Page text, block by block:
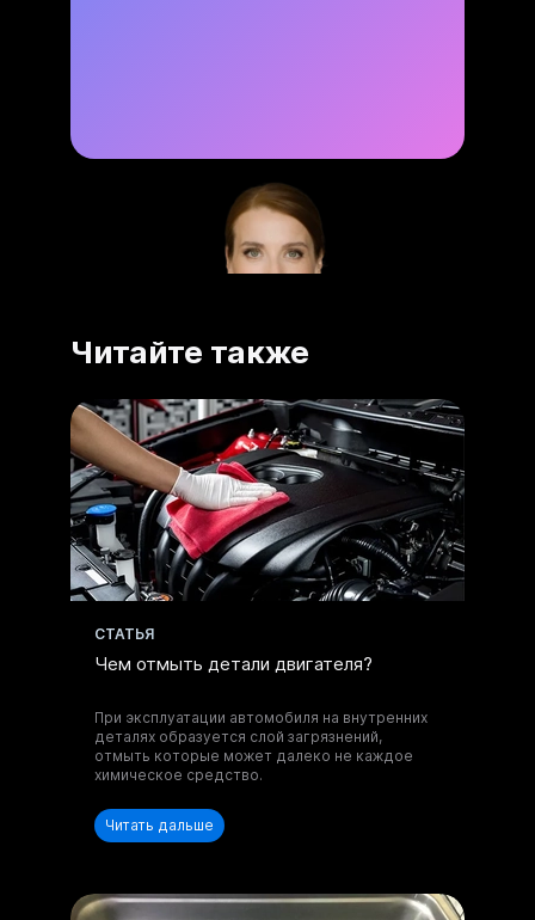
Получите
консультацию по
моющим составам
и оборудованию.
Читайте также
CТАТЬЯ
Чем отмыть детали двигателя?
При эксплуатации автомобиля на внутренних
деталях образуется слой загрязнений,
отмыть которые может далеко не каждое
химическое средство.
Читать дальше